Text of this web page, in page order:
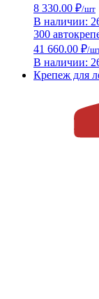
8 330.00 ₽/шт
В наличии:
300
41 660.00 ₽/
В наличии:
Крепеж для